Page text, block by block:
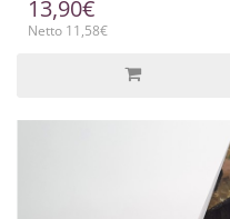
13,90€
Netto 11,58€